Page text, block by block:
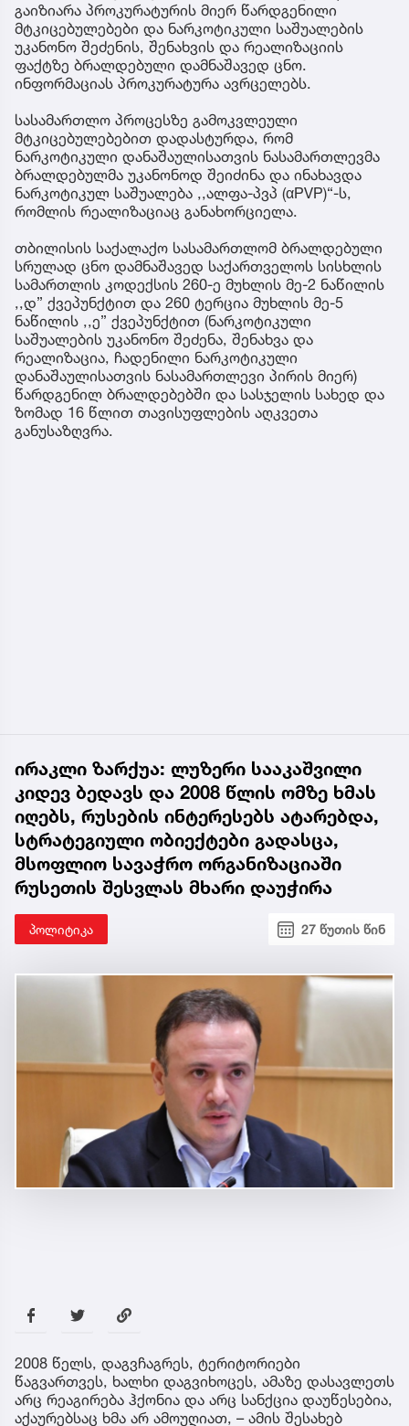
გაიზიარა პროკურატურის მიერ წარდგენილი
მტკიცებულებები და ნარკოტიკული საშუალების
უკანონო შეძენის, შენახვის და რეალიზაციის
ფაქტზე ბრალდებული დამნაშავედ ცნო.
ინფორმაციას პროკურატურა ავრცელებს.
სასამართლო პროცესზე გამოკვლეული
მტკიცებულებებით დადასტურდა, რომ
ნარკოტიკული დანაშაულისათვის ნასამართლევმა
ბრალდებულმა უკანონოდ შეიძინა და ინახავდა
ნარკოტიკულ საშუალება ,,ალფა-პვპ (αPVP)“-ს,
რომლის რეალიზაციაც განახორციელა.
თბილისის საქალაქო სასამართლომ ბრალდებული
სრულად ცნო დამნაშავედ საქართველოს სისხლის
სამართლის კოდექსის 260-ე მუხლის მე-2 ნაწილის
,,დ” ქვეპუნქტით და 260 ტერცია მუხლის მე-5
ნაწილის ,,ე” ქვეპუნქტით (ნარკოტიკული
საშუალების უკანონო შეძენა, შენახვა და
რეალიზაცია, ჩადენილი ნარკოტიკული
დანაშაულისათვის ნასამართლევი პირის მიერ)
წარდგენილ ბრალდებებში და სასჯელის სახედ და
ზომად 16 წლით თავისუფლების აღკვეთა
განუსაზღვრა.
ირაკლი ზარქუა: ლუზერი სააკაშვილი
კიდევ ბედავს და 2008 წლის ომზე ხმას
იღებს, რუსების ინტერესებს ატარებდა,
სტრატეგიული ობიექტები გადასცა,
მსოფლიო სავაჭრო ორგანიზაციაში
რუსეთის შესვლას მხარი დაუჭირა
პოლიტიკა 27 წუთის წინ
2008 წელს, დაგვჩაგრეს, ტერიტორიები
წაგვართვეს, ხალხი დაგვიხოცეს, ამაზე დასავლეთს
არც რეაგირება ჰქონია და არც სანქცია დაუწესებია,
აქაურებსაც ხმა არ ამოუღიათ, – ამის შესახებ